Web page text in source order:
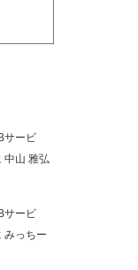
サービ
中山 雅弘
サービ
みっちー